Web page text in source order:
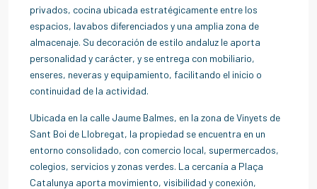
privados, cocina ubicada estratégicamente entre los
espacios, lavabos diferenciados y una amplia zona de
almacenaje. Su decoración de estilo andaluz le aporta
personalidad y carácter, y se entrega con mobiliario,
enseres, neveras y equipamiento, facilitando el inicio o
continuidad de la actividad.
Ubicada en la calle Jaume Balmes, en la zona de Vinyets de
Sant Boi de Llobregat, la propiedad se encuentra en un
entorno consolidado, con comercio local, supermercados,
colegios, servicios y zonas verdes. La cercanía a Plaça
Catalunya aporta movimiento, visibilidad y conexión,